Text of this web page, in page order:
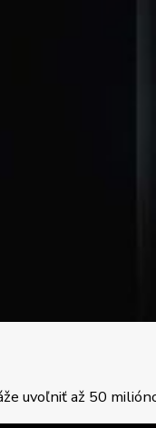
uvoľniť až 50